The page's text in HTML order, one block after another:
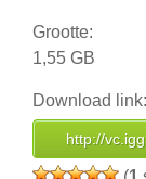
Grootte:
1,55 GB
Download link:
http://